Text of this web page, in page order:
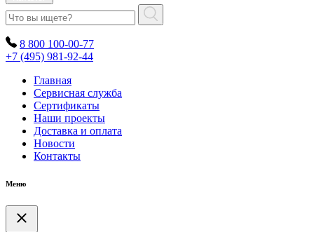
8 800 100-00-77
+7 (495) 981-92-44
Главная
Сервисная служба
Сертификаты
Наши проекты
Доставка и оплата
Новости
Контакты
Меню